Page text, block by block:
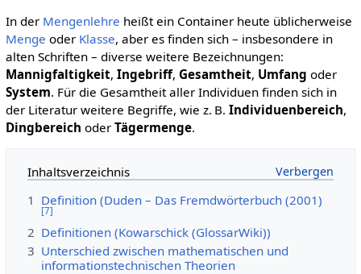
In der Mengenlehre heißt ein Container heute üblicherweise
Menge oder Klasse, aber es finden sich – insbesondere in
alten Schriften – diverse weitere Bezeichnungen:
Mannigfaltigkeit, Ingebriff, Gesamtheit, Umfang oder
System. Für die Gesamtheit aller Individuen finden sich in
der Literatur weitere Begriffe, wie z. B. Individuenbereich,
Dingbereich oder Tägermenge.
Inhaltsverzeichnis
1 Definition (Duden – Das Fremdwörterbuch (2001)
[7]
2 Definitionen (Kowarschick (GlossarWiki))
3 Unterschied zwischen mathematischen und
informationstechnischen Theorien